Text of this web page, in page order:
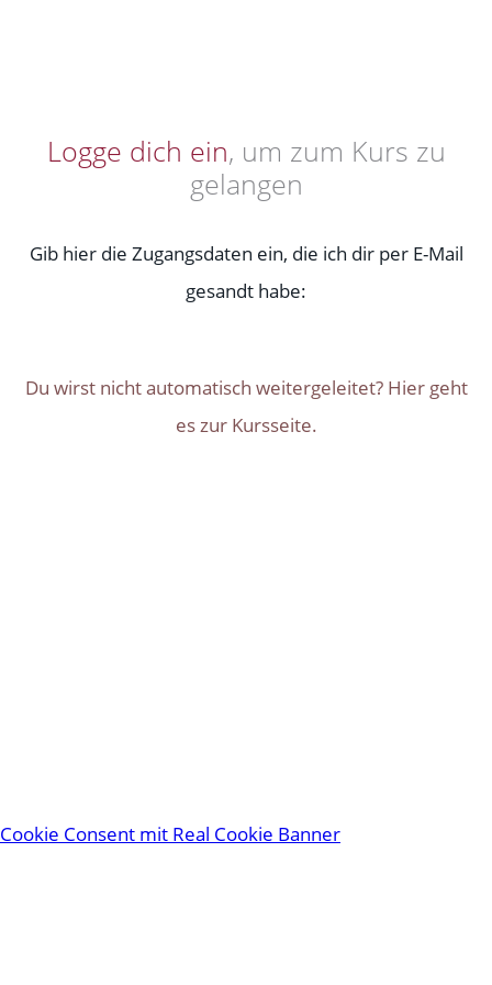
Logge dich ein, um zum Kurs zu
gelangen
Gib hier die Zugangsdaten ein, die ich dir per E-Mail
gesandt habe:
Du wirst nicht automatisch weitergeleitet? Hier geht
es zur Kursseite.
Cookie Consent mit Real Cookie Banner